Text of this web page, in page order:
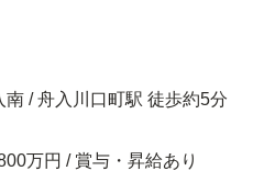
南 / 舟入川口町駅 徒歩約5分
万円 / 賞与・昇給あり